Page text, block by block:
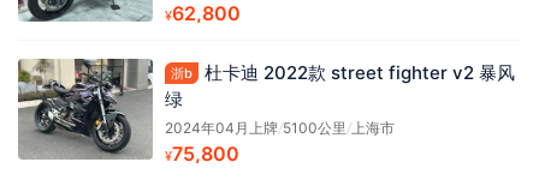
¥62,800
浙b
杜卡迪 2022款 street fighter v2 暴风
绿
2024年04月上牌/5100公里/上海市
¥75,800